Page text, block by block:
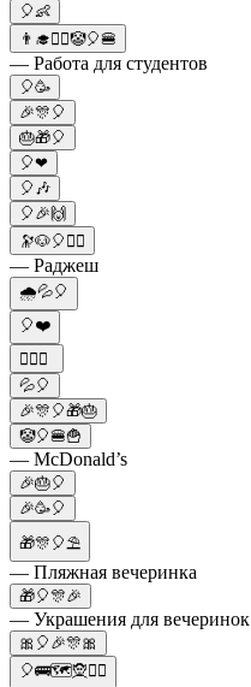
🎈👶
👨‍🎓🙋‍♀️🤡🎈🍔
— Работа для студентов
🎈🥳
🎉🎊🎈
🎂🎁🎈
🎈❤
🎈🎶
🎈🎉🙌
🔭🐶🎈👳‍♂️
— Раджеш
🌧️💦🎈
🎈❤️
🏊‍♀️🎈
💦🎈
🎉🎊🎈🎁🎂
🤡🎈🍔🍟
— McDonald’s
🎉🎂🎈
🎉🥳🎈
🎁🎊🎈⛱
— Пляжная вечеринка
🎁🎈🎊🎉
— Украшения для вечеринок
🎀🎈🎉🎊🎀
🎈🚌🗺🧝🦹‍♂️